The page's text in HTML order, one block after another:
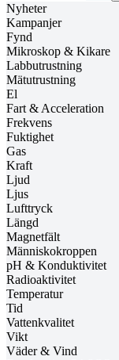
Nyheter
Kampanjer
Fynd
Mikroskop & Kikare
Labbutrustning
Mätutrustning
El
Fart & Acceleration
Frekvens
Fuktighet
Gas
Kraft
Ljud
Ljus
Lufttryck
Längd
Magnetfält
Människokroppen
pH & Konduktivitet
Radioaktivitet
Temperatur
Tid
Vattenkvalitet
Vikt
Väder & Vind